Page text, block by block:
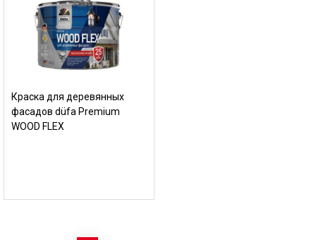
Краска для деревянных
фасадов düfa Premium
WOOD FLEX